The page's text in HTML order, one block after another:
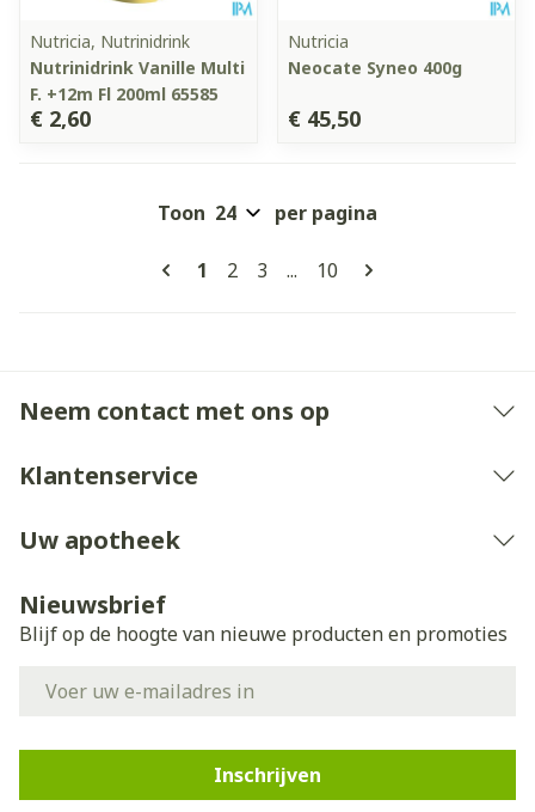
Nutricia, Nutrinidrink
Nutrinidrink Vanille Multi
F. +12m Fl 200ml 65585
€ 2,60
Nutricia
Neocate Syneo 400g
€ 45,50
Pagina's
U lees momenteel pagina
1 Pagina
2 Pagina
3 ... Pagina
10
Toon per pagina
Neem contact met ons op
Klantenservice
Uw apotheek
Nieuwsbrief
Blijf op de hoogte van nieuwe producten en promoties
Inschrijven